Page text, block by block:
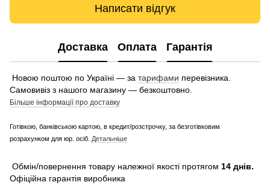
Написати відгук
Доставка Оплата Гарантія
Новою поштою по Україні — за тарифами перевізника.
Самовивіз з нашого магазину — безкоштовно.
Більше інформації про доставку
Готівкою, банківською картою, в кредит/розстрочку, за безготівковим
розрахунком для юр. осіб. Детальніше
Обмін/повернення товару належної якості протягом 14 днів.
Офіційна гарантія виробника